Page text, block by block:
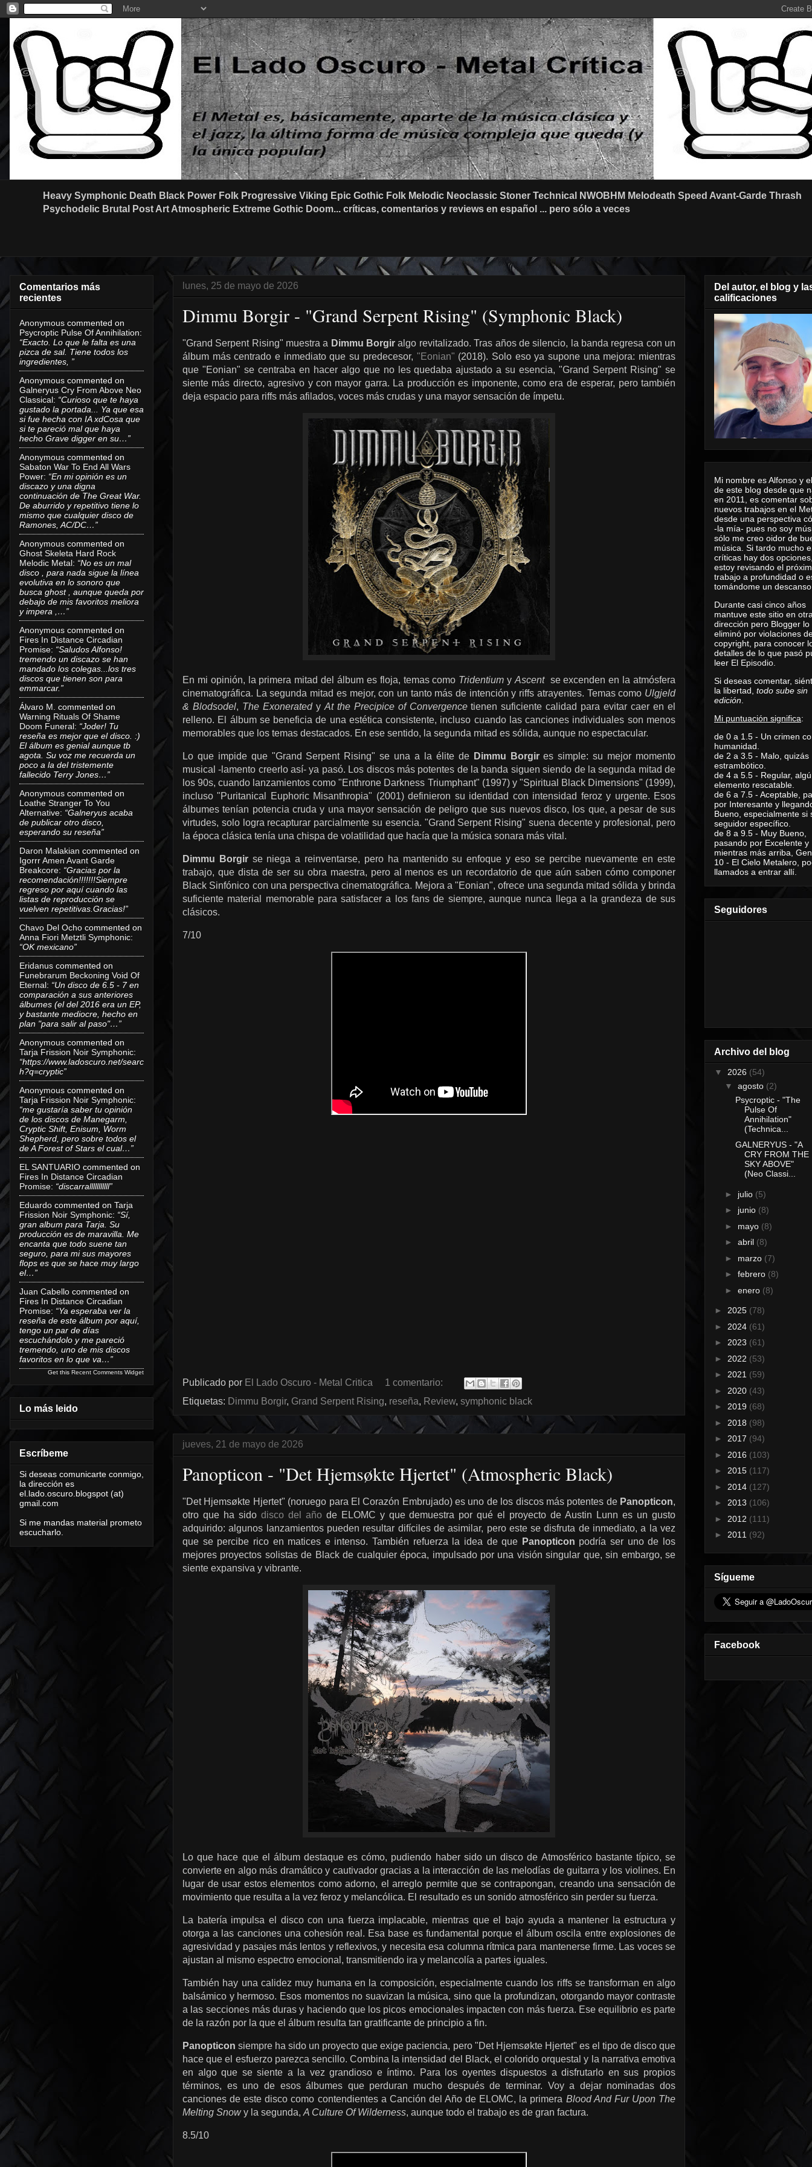
Heavy Symphonic Death Black Power Folk Progressive Viking Epic Gothic Folk Melodic Neoclassic Stoner Technical NWOBHM Melodeath Speed Avant-Garde Thrash
Psychodelic Brutal Post Art Atmospheric Extreme Gothic Doom... críticas, comentarios y reviews en español ... pero sólo a veces
lunes, 25 de mayo de 2026
Dimmu Borgir - "Grand Serpent Rising" (Symphonic Black)
"Grand Serpent Rising" muestra a Dimmu Borgir algo revitalizado. Tras años de silencio, la banda regresa con un
álbum más centrado e inmediato que su predecesor, "Eonian" (2018). Solo eso ya supone una mejora: mientras
que "Eonian" se centraba en hacer algo que no les quedaba ajustado a su esencia, "Grand Serpent Rising" se
siente más directo, agresivo y con mayor garra. La producción es imponente, como era de esperar, pero también
deja espacio para riffs más afilados, voces más crudas y una mayor sensación de ímpetu.
En mi opinión, la primera mitad del álbum es floja, temas como Tridentiumy Ascent se excenden en la atmósfera
cinematográfica. La segunda mitad es mejor, con un tanto más de intención y riffs atrayentes. Temas como Ulgjeld
& Blodsodel, The Exoneratedy At the Precipice of Convergencetienensuficiente calidad para evitar caer en el
relleno. El álbum se beneficia de una estética consistente, incluso cuando las canciones individuales son menos
memorables que los temas destacados. En ese sentido, la segunda mitad es sólida, aunque no espectacular.
Lo que impide que "Grand Serpent Rising" se una a la élite de Dimmu Borgires simple: su mejor momento
musical -lamento creerlo así- ya pasó. Los discos más potentes de la banda siguen siendo de la segunda mitad de
los 90s, cuando lanzamientos como "Enthrone Darkness Triumphant" (1997) y "Spiritual Black Dimensions" (1999),
incluso "Puritanical Euphoric Misanthropia" (2001) definieron su identidad con intensidad feroz y urgente. Esos
álbumes tenían potencia cruda y una mayor sensación de peligro que sus nuevos disco, los que, a pesar de sus
virtudes, solo logra recapturar parcialmente su esencia. "Grand Serpent Rising" suena decente y profesional, pero
la época clásica tenía una chispa de volatilidad que hacía que la música sonara más vital.
Dimmu Borgirse niega a reinventarse, pero ha mantenido su enfoque y eso se percibe nuevamente en este
trabajo, que dista de ser su obra maestra, pero al menos es un recordatorio de que aún saben cómo componer
Black Sinfónico con una perspectiva cinematográfica. Mejora a "Eonian", ofrece una segunda mitad sólida y brinda
suficiente material memorable para satisfacer a los fans de siempre, aunque nunca llega a la grandeza de sus
clásicos.
7/10
Publicado por El Lado Oscuro - Metal Critica
1 comentario:
Etiquetas: Dimmu Borgir, Grand Serpent Rising, reseña, Review, symphonic black
jueves, 21 de mayo de 2026
Panopticon - "Det Hjemsøkte Hjertet" (Atmospheric Black)
"Det Hjemsøkte Hjertet" (noruego para El Corazón Embrujado) es uno de los discos más potentes de Panopticon,
otro que ha sido disco del añode ELOMC y que demuestra por qué el proyecto de Austin Lunn es un gusto
adquirido: algunos lanzamientos pueden resultar difíciles de asimilar, pero este se disfruta de inmediato, a la vez
que se percibe rico en matices e intenso. También refuerza la idea de que Panopticon podría ser uno de los
mejores proyectos solistas de Black de cualquier época, impulsado por una visión singular que, sin embargo, se
siente expansiva y vibrante.
Lo que hace que el álbum destaque es cómo, pudiendo haber sido un disco de Atmosférico bastante típico, se
convierte en algo más dramático y cautivador gracias a la interacción de las melodías de guitarra y los violines. En
lugar de usar estos elementos como adorno, el arreglo permite que se contrapongan, creando una sensación de
movimiento que resulta a la vez feroz y melancólica. El resultado es un sonido atmosférico sin perder su fuerza.
La batería impulsa el disco con una fuerza implacable, mientras que el bajo ayuda a mantener la estructura y
otorga a las canciones una cohesión real. Esa base es fundamental porque el álbum oscila entre explosiones de
agresividad y pasajes más lentos y reflexivos, y necesita esa columna rítmica para mantenerse firme. Las voces se
ajustan al mismo espectro emocional, transmitiendo ira y melancolía a partes iguales.
También hay una calidez muy humana en la composición, especialmente cuando los riffs se transforman en algo
balsámico y hermoso. Esos momentos no suavizan la música, sino que la profundizan, otorgando mayor contraste
a las secciones más duras y haciendo que los picos emocionales impacten con más fuerza. Ese equilibrio es parte
de la razón por la que el álbum resulta tan gratificante de principio a fin.
Panopticonsiempre ha sido un proyecto que exige paciencia, pero "Det Hjemsøkte Hjertet" es el tipo de disco que
hace que el esfuerzo parezca sencillo. Combina la intensidad del Black, el colorido orquestal y la narrativa emotiva
en algo que se siente a la vez grandioso e íntimo. Para los oyentes dispuestos a disfrutarlo en sus propios
términos, es uno de esos álbumes que perduran mucho después de terminar. Voy a dejar nominadas dos
canciones de este disco como contendientes a Canción del Año de ELOMC, la primera Blood And Fur Upon The
Melting Snowy la segunda, A Culture Of Wilderness, aunque todo el trabajo es de gran factura.
8.5/10
Comentarios más
recientes
Anonymous commented on
Psycroptic Pulse Of Annihilation:
“Exacto. Lo que le falta es una
pizca de sal. Tiene todos los
ingredientes, ”
Anonymous commented on
Galneryus Cry From Above Neo
Classical: “Curioso que te haya
gustado la portada... Ya que esa
si fue hecha con IA xdCosa que
si te pareció mal que haya
hecho Grave digger en su…”
Anonymous commented on
Sabaton War To End All Wars
Power: “En mi opinión es un
discazo y una digna
continuación de The Great War.
De aburrido y repetitivo tiene lo
mismo que cualquier disco de
Ramones, AC/DC…”
Anonymous commented on
Ghost Skeleta Hard Rock
Melodic Metal: “No es un mal
disco , para nada sigue la línea
evolutiva en lo sonoro que
busca ghost , aunque queda por
debajo de mis favoritos meliora
y impera ,…”
Anonymous commented on
Fires In Distance Circadian
Promise: “Saludos Alfonso!
tremendo un discazo se han
mandado los colegas...los tres
discos que tienen son para
emmarcar.”
Álvaro M. commented on
Warning Rituals Of Shame
Doom Funeral: “Joder! Tu
reseña es mejor que el disco. :)
El álbum es genial aunque tb
agota. Su voz me recuerda un
poco a la del tristemente
fallecido Terry Jones…”
Anonymous commented on
Loathe Stranger To You
Alternative: “Galneryus acaba
de publicar otro disco,
esperando su reseña”
Daron Malakian commented on
Igorrr Amen Avant Garde
Breakcore: “Gracias por la
recomendación!!!!!!!Siempre
regreso por aquí cuando las
listas de reproducción se
vuelven repetitivas.Gracias!”
Chavo Del Ocho commented on
Anna Fiori Metztli Symphonic:
“OK mexicano”
Eridanus commented on
Funebrarum Beckoning Void Of
Eternal: “Un disco de 6.5 - 7 en
comparación a sus anteriores
álbumes (el del 2016 era un EP,
y bastante mediocre, hecho en
plan "para salir al paso"…”
Anonymous commented on
Tarja Frission Noir Symphonic:
“https://www.ladoscuro.net/searc
h?q=cryptic”
Anonymous commented on
Tarja Frission Noir Symphonic:
“me gustaría saber tu opinión
de los discos de Manegarm,
Cryptic Shift, Enisum, Worm
Shepherd, pero sobre todos el
de A Forest of Stars el cual…”
EL SANTUARIO commented on
Fires In Distance Circadian
Promise: “discarralllllllllll”
Eduardo commented on Tarja
Frission Noir Symphonic: “Sí,
gran album para Tarja. Su
producción es de maravilla. Me
encanta que todo suene tan
seguro, para mi sus mayores
flops es que se hace muy largo
el…”
Juan Cabello commented on
Fires In Distance Circadian
Promise: “Ya esperaba ver la
reseña de este álbum por aquí,
tengo un par de días
escuchándolo y me pareció
tremendo, uno de mis discos
favoritos en lo que va…”
Get this Recent Comments Widget
Lo más leido
Escríbeme
Si deseas comunicarte conmigo,
la dirección es
el.lado.oscuro.blogspot (at)
gmail.com
Si me mandas material prometo
escucharlo.
Del autor, el blog y
calificaciones
Mi nombre es Alfonso y
de este blog desde que
en 2011, es comentar
nuevos trabajos en el
desde una perspectiva
-la mía- pues no soy
sólo me creo oidor de
música. Si tardo mucho
críticas hay dos
estoy revisando el
trabajo a profundidad o
tomándome un
Durante casi cinco años
mantuve este sitio en
dirección pero Blogger lo
eliminó por violaciones
copyright, para conocer
detalles de lo que pasó
leer El Episodio
Si deseas comentar,
la libertad, todo sube sin
edición
Mi puntuación significa:
de 0 a 1.5 - Un crimen
humanidad.
de 2 a 3.5 - Malo, quizás
estrambótico.
de 4 a 5.5 - Regular,
elemento rescatable.
de 6 a 7.5 - Aceptable,
por Interesante y
Bueno, especialmente si
seguidor específico.
de 8 a 9.5 - Muy Bueno,
pasando por Excelente y
mientras más arriba,
10 - El Cielo Metalero,
llamados a entrar allí.
Seguidores
Archivo del blog
▼ 2026 (54)
▼ agosto (2)
Psycroptic - "The
Pulse Of
Annihilation"
(Technica...
GALNERYUS - "A
CRY FROM THE
SKY ABOVE"
(Neo Classi...
► julio (5)
► junio (8)
► mayo (8)
► abril (8)
► marzo (7)
► febrero (8)
► enero (8)
► 2025 (78)
► 2024 (61)
► 2023 (61)
► 2022 (53)
► 2021 (59)
► 2020 (43)
► 2019 (68)
► 2018 (98)
► 2017 (94)
► 2016 (103)
► 2015 (117)
► 2014 (127)
► 2013 (106)
► 2012 (111)
► 2011 (92)
Sígueme
Facebook